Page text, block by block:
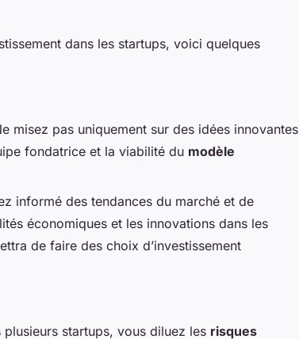
dans les startups, voici quelques
misez pas uniquement sur des idées innovantes
fondatrice et la viabilité du modèle
informé des tendances du marché et de
économiques et les innovations dans les
de faire des choix d’investissement
plusieurs startups, vous diluez les risques